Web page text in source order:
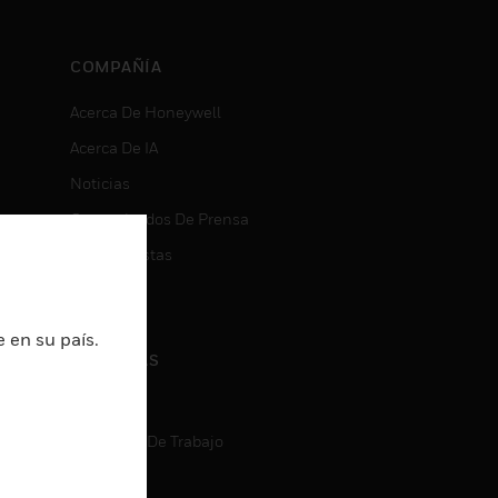
COMPAÑÍA
Acerca De Honeywell
Acerca De IA
Noticias
Comunicados De Prensa
Inversionistas
CARRERAS
Búsqueda De Trabajo
en su país.